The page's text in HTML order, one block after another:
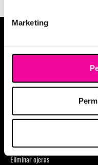
Marketing
Medicina estética facial
Eliminación de arrugas
Eliminar ojeras